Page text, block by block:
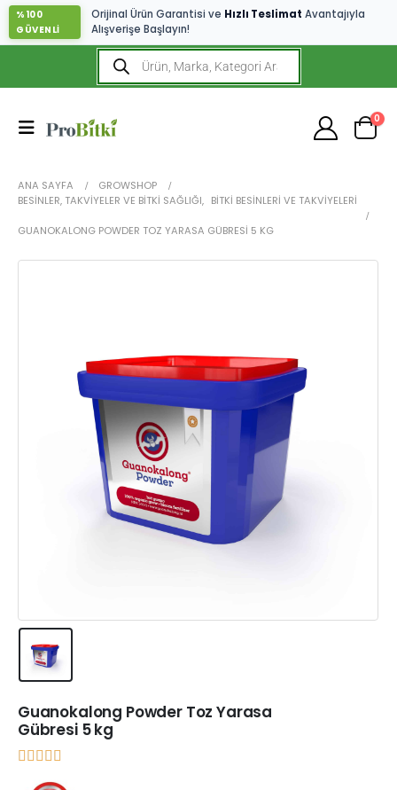
%100
GÜVENLİ
Orijinal Ürün Garantisi ve Hızlı Teslimat Avantajıyla
Alışverişe Başlayın!
0
ANA SAYFA
GROWSHOP
BESINLER, TAKVIYELER VE BITKI SAĞLIĞI, BITKI BESINLERI VE TAKVIYELERI
GUANOKALONG POWDER TOZ YARASA GÜBRESI 5 KG
Guanokalong Powder Toz Yarasa
Gübresi 5 kg